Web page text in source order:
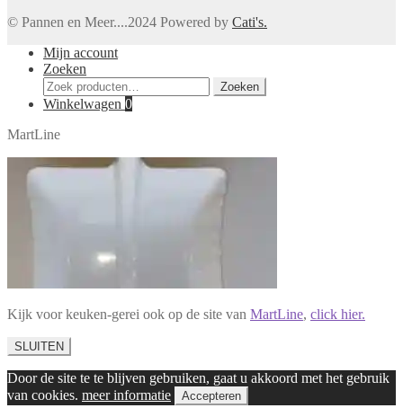
© Pannen en Meer....2024 Powered by Cati's.
Mijn account
Zoeken
Zoeken
naar:
Zoeken
Winkelwagen 0
MartLine
Kijk voor keuken-gerei ook op de site van MartLine, click hier.
SLUITEN
Door de site te te blijven gebruiken, gaat u akkoord met het gebruik
van cookies. meer informatie Accepteren